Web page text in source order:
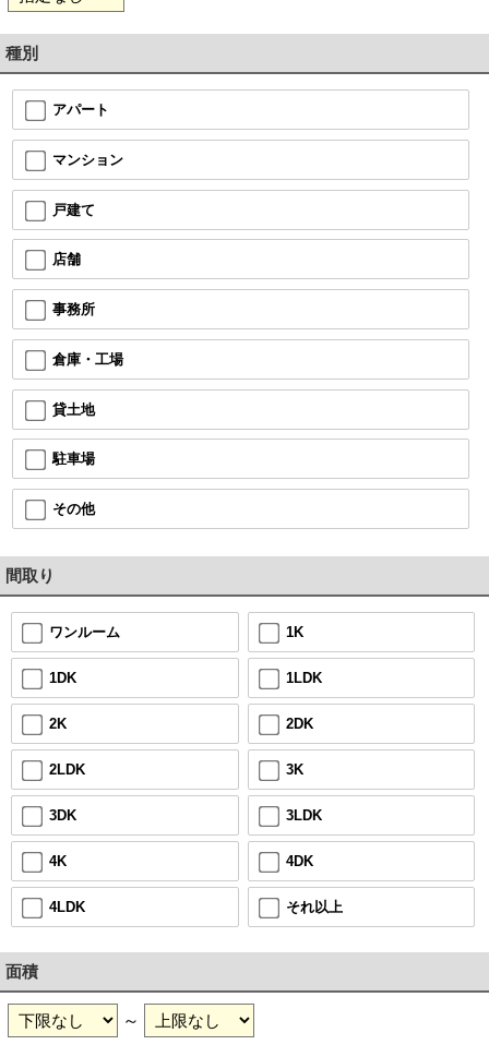
種別
アパート
マンション
戸建て
店舗
事務所
倉庫・工場
貸土地
駐車場
その他
間取り
ワンルーム 1K
1DK 1LDK
2K 2DK
2LDK 3K
3DK 3LDK
4K 4DK
4LDK それ以上
面積
～